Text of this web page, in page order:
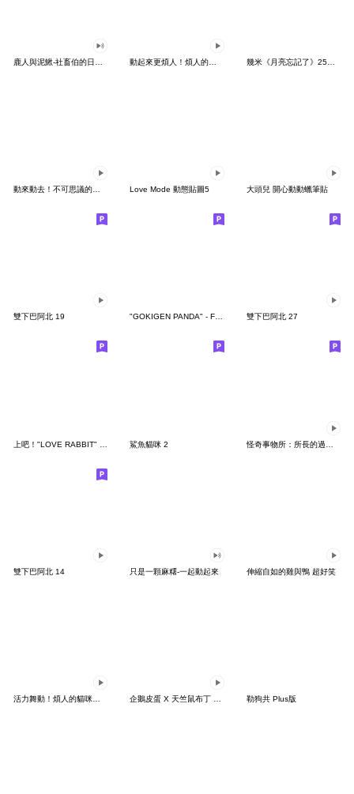
幾米《月亮忘記了》25周年 x 晴天P莉
Love Mode 動態貼圖5 大頭兒 開心動動蠟筆貼
雙下巴阿北 19 "GOKIGEN PANDA" - Feeling / global 雙下巴阿北 27
鯊魚貓咪 2
雙下巴阿北 14 只是一顆麻糬-一起動起來 伸縮自如的雞與鴨 超好笑
活力舞動！煩人的貓咪★迷你版 2 企鵝皮蛋 X 天竺鼠布丁 有點厭世 勒狗共 Plus版